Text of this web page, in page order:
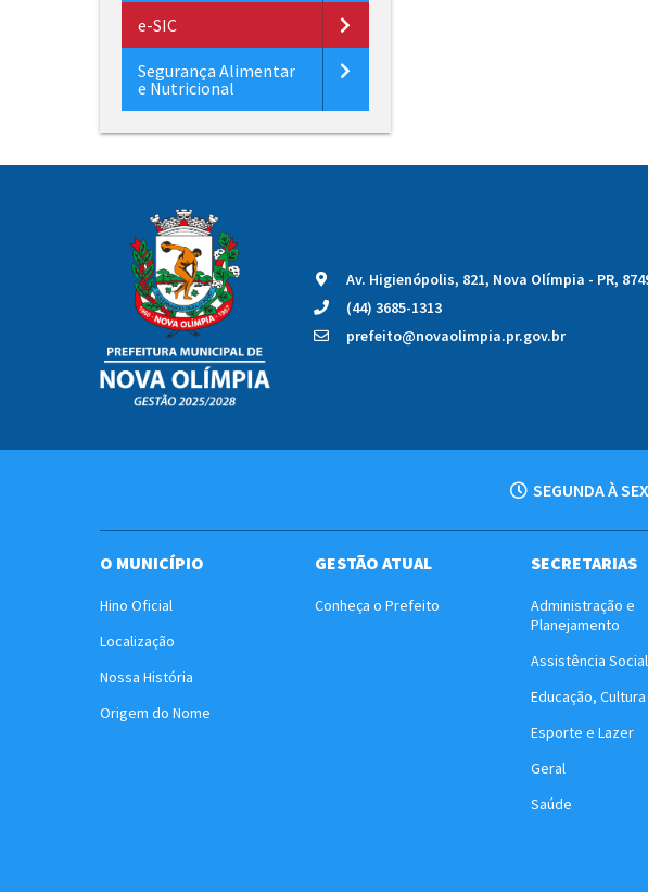
e-SIC
Segurança Alimentar
e Nutricional
Av. Higienópolis, 821, Nova Olímpia - PR,
(44) 3685-1313
prefeito@novaolimpia.pr.gov.br
SEGUNDA À
O MUNICÍPIO
Hino Oficial
Localização
Nossa História
Origem do Nome
GESTÃO ATUAL
Conheça o Prefeito
SECRETARIAS
Administração e
Planejamento
Assistência Social
Educação,
Esporte e Lazer
Geral
Saúde